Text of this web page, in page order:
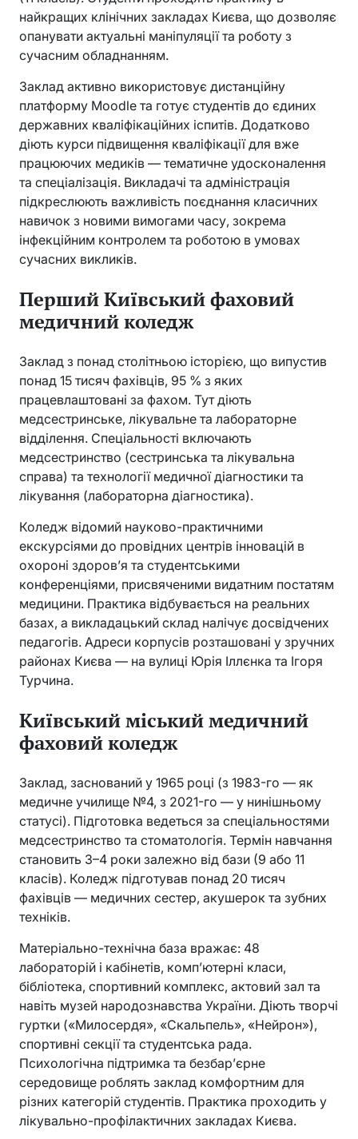
найкращих клінічних закладах Києва, що дозволяє
опанувати актуальні маніпуляції та роботу з
сучасним обладнанням.
Заклад активно використовує дистанційну
платформу Moodle та готує студентів до єдиних
державних кваліфікаційних іспитів. Додатково
діють курси підвищення кваліфікації для вже
працюючих медиків — тематичне удосконалення
та спеціалізація. Викладачі та адміністрація
підкреслюють важливість поєднання класичних
навичок з новими вимогами часу, зокрема
інфекційним контролем та роботою в умовах
сучасних викликів.
Перший Київський фаховий
медичний коледж
Заклад з понад столітньою історією, що випустив
понад 15 тисяч фахівців, 95 % з яких
працевлаштовані за фахом. Тут діють
медсестринське, лікувальне та лабораторне
відділення. Спеціальності включають
медсестринство (сестринська та лікувальна
справа) та технології медичної діагностики та
лікування (лабораторна діагностика).
Коледж відомий науково-практичними
екскурсіями до провідних центрів інновацій в
охороні здоров’я та студентськими
конференціями, присвяченими видатним постатям
медицини. Практика відбувається на реальних
базах, а викладацький склад налічує досвідчених
педагогів. Адреси корпусів розташовані у зручних
районах Києва — на вулиці Юрія Іллєнка та Ігоря
Турчина.
Київський міський медичний
фаховий коледж
Заклад, заснований у 1965 році (з 1983-го — як
медичне училище №4, з 2021-го — у нинішньому
статусі). Підготовка ведеться за спеціальностями
медсестринство та стоматологія. Термін навчання
становить 3–4 роки залежно від бази (9 або 11
класів). Коледж підготував понад 20 тисяч
фахівців — медичних сестер, акушерок та зубних
техніків.
Матеріально-технічна база вражає: 48
лабораторій і кабінетів, комп’ютерні класи,
бібліотека, спортивний комплекс, актовий зал та
навіть музей народознавства України. Діють творчі
гуртки («Милосердя», «Скальпель», «Нейрон»),
спортивні секції та студентська рада.
Психологічна підтримка та безбар’єрне
середовище роблять заклад комфортним для
різних категорій студентів. Практика проходить у
лікувально-профілактичних закладах Києва.